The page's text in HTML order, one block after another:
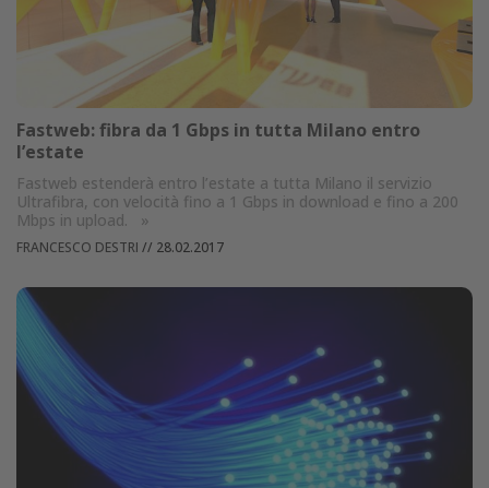
Fastweb: fibra da 1 Gbps in tutta Milano entro
l’estate
Fastweb estenderà entro l’estate a tutta Milano il servizio
Ultrafibra, con velocità fino a 1 Gbps in download e fino a 200
Mbps in upload.
»
FRANCESCO DESTRI // 28.02.2017